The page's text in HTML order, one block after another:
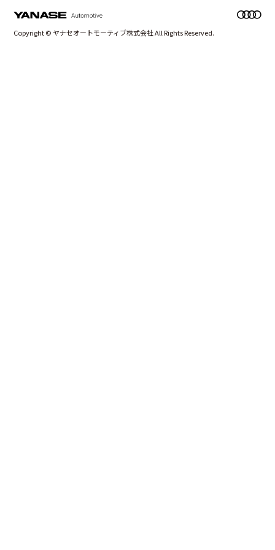
Copyright © ヤナセオートモーティブ株式会社 All Rights Reserved.